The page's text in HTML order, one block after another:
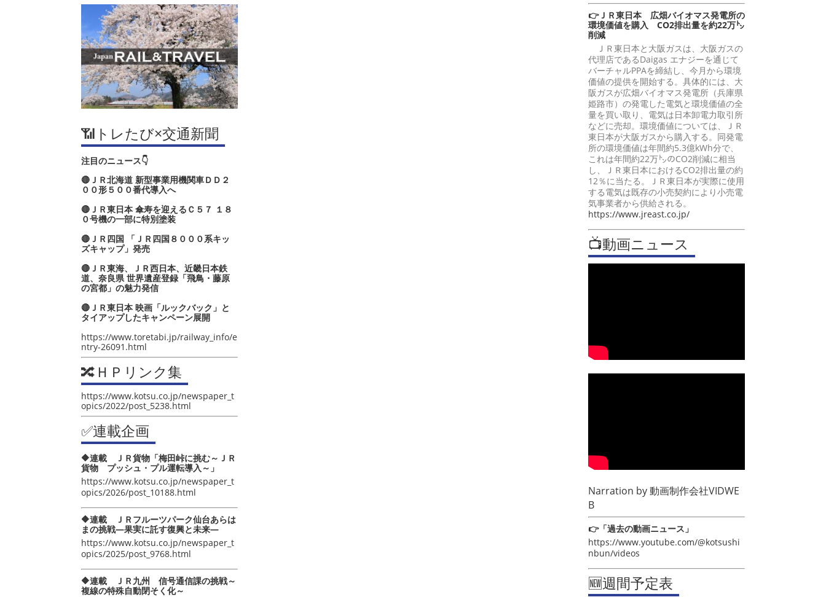
📶トレたび×交通新聞
注目のニュース👇
🔴ＪＲ北海道 新型事業用機関車ＤＤ２
００形５００番代導入へ
🔴ＪＲ東日本 傘寿を迎えるＣ５７ １８
０号機の一部に特別塗装
🔴ＪＲ四国 「ＪＲ四国８０００系キッ
ズキャップ」発売
🔴ＪＲ東海、ＪＲ西日本、近畿日本鉄
道、奈良県 世界遺産登録「飛鳥・藤原
の宮都」の魅力発信
🔴ＪＲ東日本 映画「ルックバック」と
タイアップしたキャンペーン展開
https://www.toretabi.jp/railway_info/e
ntry-26091.html
🔀ＨＰリンク集
https://www.kotsu.co.jp/newspaper_t
opics/2022/post_5238.html
✅連載企画
🔶連載 ＪＲ貨物「梅田峠に挑む～ＪＲ
貨物 プッシュ・プル運転導入～」
https://www.kotsu.co.jp/newspaper_t
opics/2026/post_10188.html
🔶連載 ＪＲフルーツパーク仙台あらは
まの挑戦―果実に託す復興と未来―
https://www.kotsu.co.jp/newspaper_t
opics/2025/post_9768.html
🔶連載 ＪＲ九州 信号通信課の挑戦～
複線の特殊自動閉そく化～
👉ＪＲ東日本 広畑バイオマス発電所の
環境価値を購入 CO2排出量を約22万㌧
削減
ＪＲ東日本と大阪ガスは、大阪ガスの
代理店であるDaigas エナジーを通じて
バーチャルPPAを締結し、今月から環境
価値の提供を開始する。具体的には、大
阪ガスが広畑バイオマス発電所（兵庫県
姫路市）の発電した電気と環境価値の全
量を買い取り、電気は日本卸電力取引所
などに売却。環境価値については、ＪＲ
東日本が大阪ガスから購入する。同発電
所の環境価値は年間約5.3億kWh分で、
これは年間約22万㌧のCO2削減に相当
し、ＪＲ東日本におけるCO2排出量の約
12％に当たる。ＪＲ東日本が実際に使用
する電気は既存の小売契約により小売電
気事業者から供給される。
https://www.jreast.co.jp/
📺動画ニュース
Narration by動画制作会社VIDWE
B
👉「過去の動画ニュース」
https://www.youtube.com/@kotsushi
nbun/videos
🆕週間予定表